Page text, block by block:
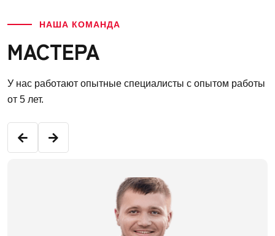
НАША КОМАНДА
МАСТЕРА
У нас работают опытные специалисты с опытом работы
от 5 лет.